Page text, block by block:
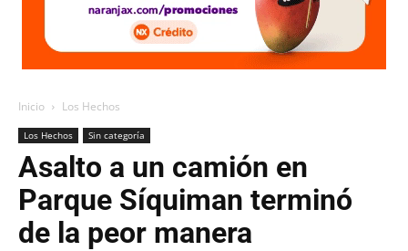
Inicio Los Hechos
Los Hechos Sin categoría
Asalto a un camión en
Parque Síquiman terminó
de la peor manera